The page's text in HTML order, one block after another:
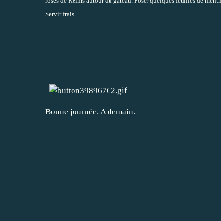
Servir frais.
Bonne journée. A demain.